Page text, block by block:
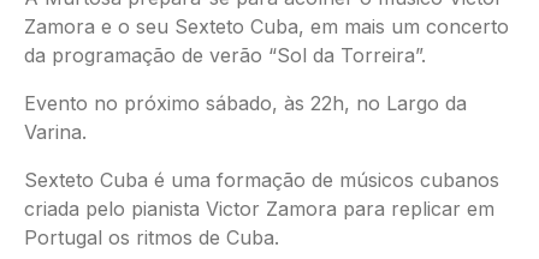
Zamora e o seu Sexteto Cuba, em mais um concerto
da programação de verão “Sol da Torreira”.
Evento no próximo sábado, às 22h, no Largo da
Varina.
Sexteto Cuba é uma formação de músicos cubanos
criada pelo pianista Victor Zamora para replicar em
Portugal os ritmos de Cuba.